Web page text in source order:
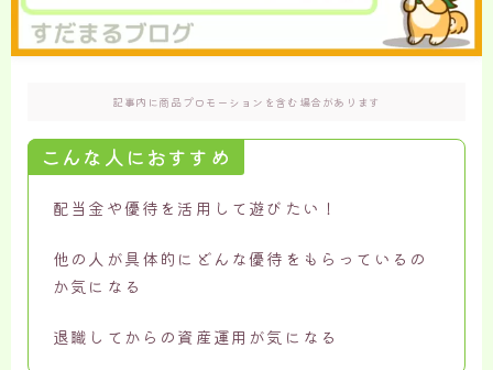
記事内に商品プロモーションを含む場合があります
こんな人におすすめ
配当金や優待を活用して遊びたい！
他の人が具体的にどんな優待をもらっているの
か気になる
退職してからの資産運用が気になる